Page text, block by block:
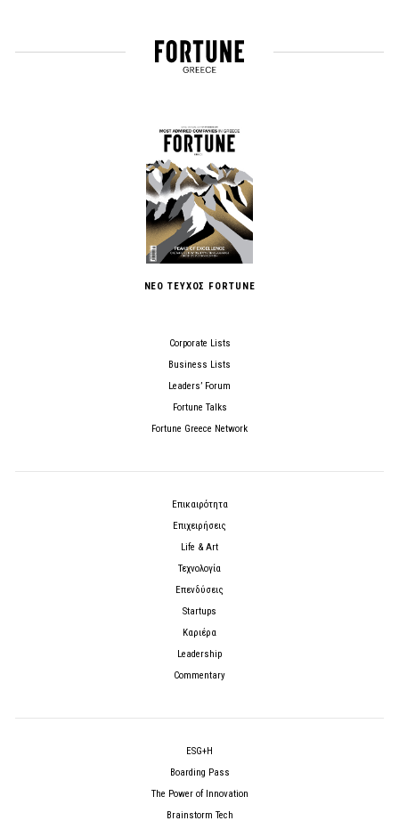
ΝΕΟ ΤΕΥΧΟΣ FORTUNE
Corporate Lists
Business Lists
Leaders’ Forum
Fortune Talks
Fortune Greece Network
Επικαιρότητα
Επιχειρήσεις
Life & Art
Τεχνολογία
Επενδύσεις
Startups
Καριέρα
Leadership
Commentary
ESG+H
Boarding Pass
The Power of Innovation
Brainstorm Tech